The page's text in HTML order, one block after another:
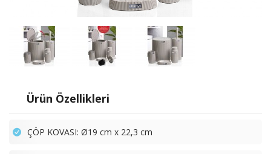
Ürün Özellikleri
ÇÖP KOVASI: Ø19 cm x 22,3 cm